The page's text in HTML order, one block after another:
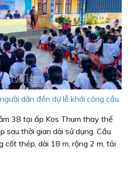
dân đến dự lễ khởi công cầu.
38 tại ấp Kos Thum thay thế
sau thời gian dài sử dụng. Cầu
cốt thép, dài 18 m, rộng 2 m, tải